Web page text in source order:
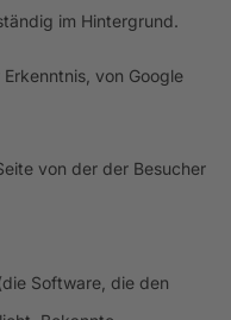
im Hintergrund.
von Google
von der der Besucher
Software, die den